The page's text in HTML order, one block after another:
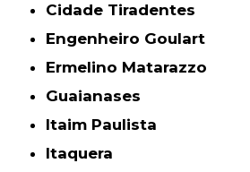
Cidade Tiradentes
Engenheiro Goulart
Ermelino Matarazzo
Guaianases
Itaim Paulista
Itaquera